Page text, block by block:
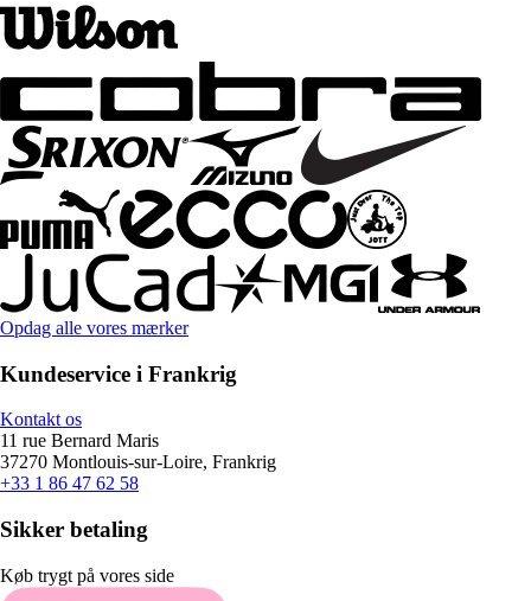
Opdag alle vores mærker
Kundeservice i Frankrig
Kontakt os
11 rue Bernard Maris
37270 Montlouis-sur-Loire, Frankrig
+33 1 86 47 62 58
Sikker betaling
Køb trygt på vores side